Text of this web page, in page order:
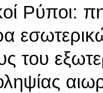
Ρύποι:
του